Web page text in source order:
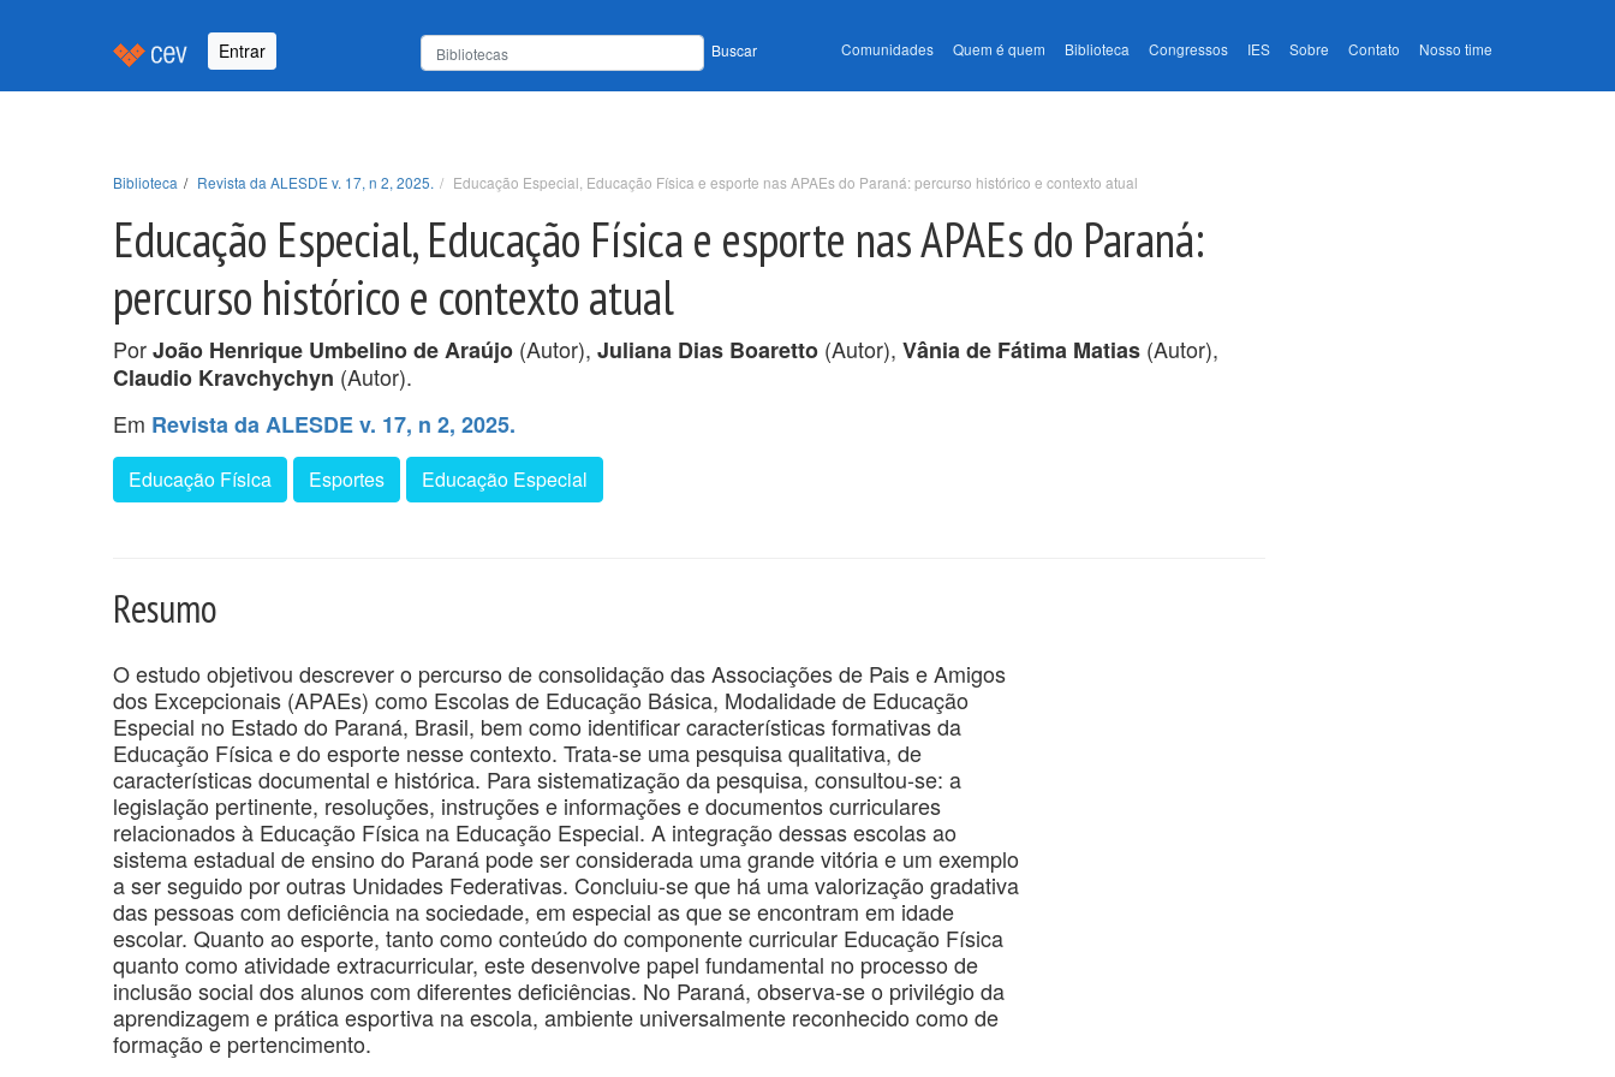
Entrar Buscar Comunidades Quem é quem Biblioteca Congressos IES Sobre Contato Nosso time
Biblioteca Revista da ALESDE v. 17, n 2, 2025. Educação Especial, Educação Física e esporte nas APAEs do Paraná: percurso histórico e contexto atual
Educação Especial, Educação Física e esporte nas APAEs do Paraná:
percurso histórico e contexto atual
PorJoão Henrique Umbelino de Araújo (Autor), Juliana Dias Boaretto (Autor), Vânia de Fátima Matias (Autor),
Claudio Kravchychyn (Autor).
Em Revista da ALESDE v. 17, n 2, 2025.
Educação Física Esportes Educação Especial
Resumo
O estudo objetivou descrever o percurso de consolidação das Associações de Pais e Amigos
dos Excepcionais (APAEs) como Escolas de Educação Básica, Modalidade de Educação
Especial no Estado do Paraná, Brasil, bem como identificar características formativas da
Educação Física e do esporte nesse contexto. Trata-se uma pesquisa qualitativa, de
características documental e histórica. Para sistematização da pesquisa, consultou-se: a
legislação pertinente, resoluções, instruções e informações e documentos curriculares
relacionados à Educação Física na Educação Especial. A integração dessas escolas ao
sistema estadual de ensino do Paraná pode ser considerada uma grande vitória e um exemplo
a ser seguido por outras Unidades Federativas. Concluiu-se que há uma valorização gradativa
das pessoas com deficiência na sociedade, em especial as que se encontram em idade
escolar. Quanto ao esporte, tanto como conteúdo do componente curricular Educação Física
quanto como atividade extracurricular, este desenvolve papel fundamental no processo de
inclusão social dos alunos com diferentes deficiências. No Paraná, observa-se o privilégio da
aprendizagem e prática esportiva na escola, ambiente universalmente reconhecido como de
formação e pertencimento.